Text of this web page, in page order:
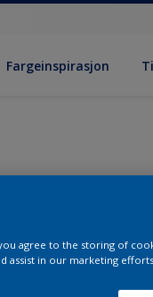
Fargeinspirasjon
you agree to the storing of
assist in our marketing efforts.